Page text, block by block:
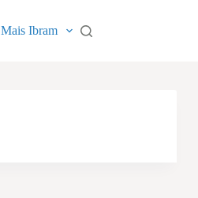
Mais Ibram